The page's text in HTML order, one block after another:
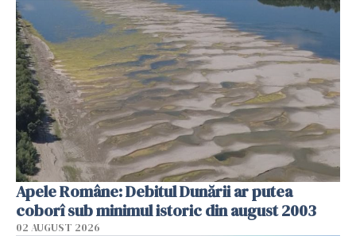
Apele Române: Debitul Dunării ar putea
coborî sub minimul istoric din august 2003
02 AUGUST 2026